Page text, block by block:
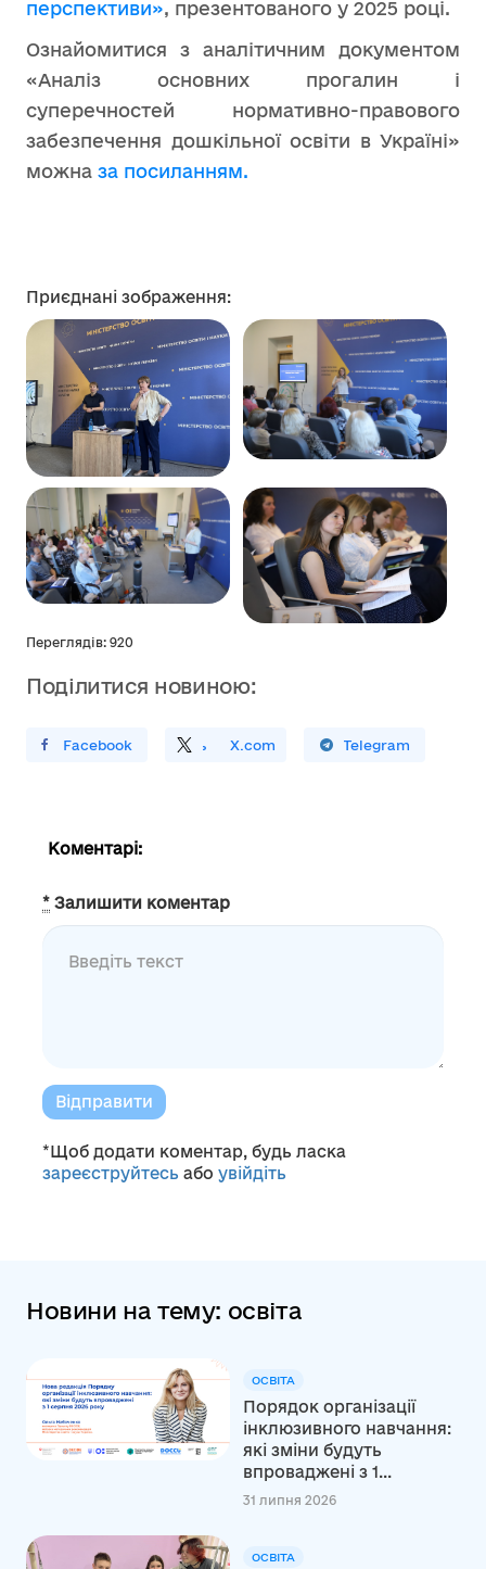
перспективи», презентованого у 2025 році.
Ознайомитися з аналітичним документом
«Аналіз основних прогалин і
суперечностей нормативно-правового
забезпечення дошкільної освіти в Україні»
можна за посиланням.
Приєднані зображення:
Переглядів: 920
Поділитися новиною:
У FacebookПоділитись X.com
Поширити У Telegram
Коментарі:
* Залишити коментар
Відправити
*Щоб додати коментар, будь ласка
зареєструйтесь або увійдіть
Новини на тему: освіта
ОСВІТА
Порядок організації
інклюзивного навчання:
які зміни будуть
впроваджені з 1...
31 липня 2026
ОСВІТА